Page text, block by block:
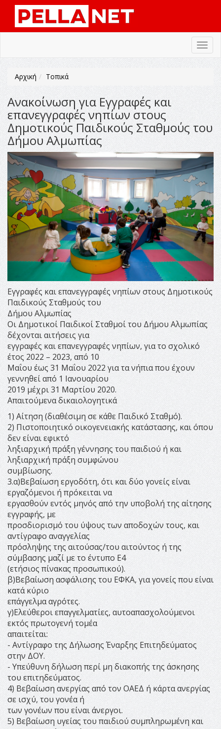
Αρχική Τοπικά
Ανακοίνωση για Εγγραφές και
επανεγγραφές νηπίων στους
Δημοτικούς Παιδικούς Σταθμούς του
Δήμου Αλμωπίας
Εγγραφές και επανεγγραφές νηπίων στους Δημοτικούς
Παιδικούς Σταθμούς του
Δήμου Αλμωπίας
Οι Δημοτικοί Παιδικοί Σταθμοί του Δήμου Αλμωπίας
δέχονται αιτήσεις για
εγγραφές και επανεγγραφές νηπίων, για το σχολικό
έτος 2022 – 2023, από 10
Μαΐου έως 31 Μαΐου 2022 για τα νήπια που έχουν
γεννηθεί από 1 Ιανουαρίου
2019 μέχρι 31 Μαρτίου 2020.
Απαιτούμενα δικαιολογητικά
1) Αίτηση (διαθέσιμη σε κάθε Παιδικό Σταθμό).
2) Πιστοποιητικό οικογενειακής κατάστασης, και όπου
δεν είναι εφικτό
ληξιαρχική πράξη γέννησης του παιδιού ή και
ληξιαρχική πράξη συμφώνου
συμβίωσης.
3.α)Βεβαίωση εργοδότη, ότι και δύο γονείς είναι
εργαζόμενοι ή πρόκειται να
εργασθούν εντός μηνός από την υποβολή της αίτησης
εγγραφής, με
προσδιορισμό του ύψους των αποδοχών τους, και
αντίγραφο αναγγελίας
πρόσληψης της αιτούσας/του αιτούντος ή της
σύμβασης μαζί με το έντυπο Ε4
(ετήσιος πίνακας προσωπικού).
β)Βεβαίωση ασφάλισης του ΕΦΚΑ, για γονείς που είναι
κατά κύριο
επάγγελμα αγρότες.
γ)Ελεύθεροι επαγγελματίες, αυτοαπασχολούμενοι
εκτός πρωτογενή τομέα
απαιτείται:
- Αντίγραφο της Δήλωσης Έναρξης Επιτηδεύματος
στην ΔΟΥ.
- Υπεύθυνη δήλωση περί μη διακοπής της άσκησης
του επιτηδεύματος.
4) Βεβαίωση ανεργίας από τον ΟΑΕΔ ή κάρτα ανεργίας
σε ισχύ, του γονέα ή
των γονέων που είναι άνεργοι.
5) Βεβαίωση υγείας του παιδιού συμπληρωμένη και